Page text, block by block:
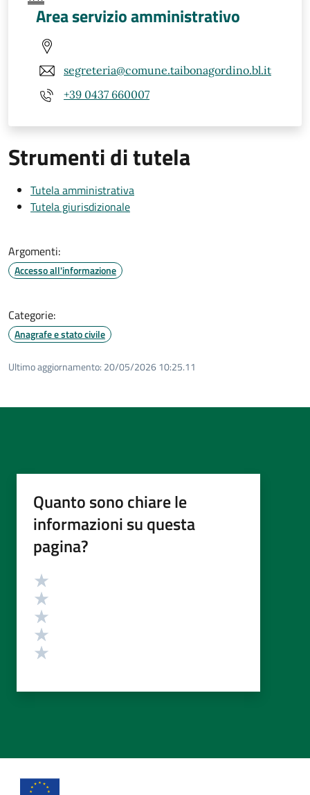
Area servizio amministrativo
segreteria@comune.taibonagordino.bl.it
+39 0437 660007
Strumenti di tutela
Tutela amministrativa
Tutela giurisdizionale
Argomenti:
Accesso all'informazione
Categorie:
Anagrafe e stato civile
Ultimo aggiornamento: 20/05/2026 10:25.11
Quanto sono chiare le
informazioni su questa
pagina?
Valutazione